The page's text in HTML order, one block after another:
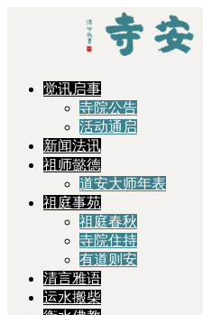
觉讯启事
寺院公告
活动通启
新闻法讯
祖师懿德
道安大师年表
祖庭事苑
祖庭春秋
寺院住持
有道则安
清言雅语
运水搬柴